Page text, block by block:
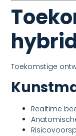
Toekomstige
Realtime